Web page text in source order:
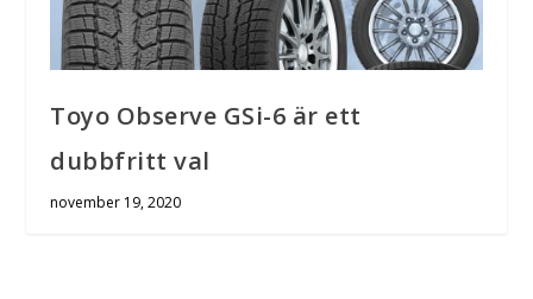
Toyo Observe GSi-6 är ett
dubbfritt val
november 19, 2020